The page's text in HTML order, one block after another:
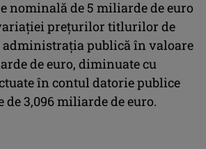
nominală de 5 miliarde de euro
preţurilor titlurilor de
administraţia publică în valoare
de euro, diminuate cu
în contul datorie publice
3,096 miliarde de euro.